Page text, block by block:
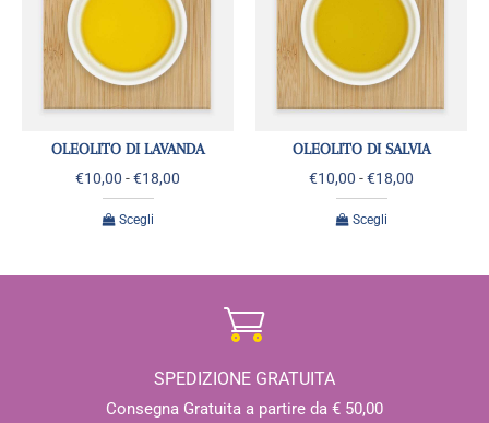
OLEOLITO DI LAVANDA
€10,00 -€18,00
Scegli
OLEOLITO DI SALVIA
€10,00 -€18,00
Scegli
SPEDIZIONE GRATUITA
Consegna Gratuita a partire da € 50,00